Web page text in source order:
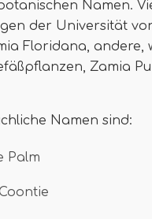
Namen.
der Universität
Floridana, andere,
Zamia
Namen sind:
Palm